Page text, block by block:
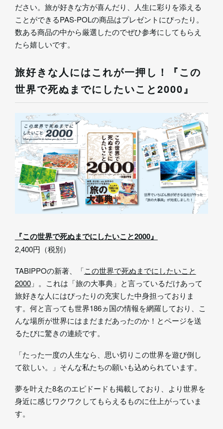
ださい。旅が好きな方が喜んだり、人生に彩りを添える
ことができるPAS-POLの商品はプレゼントにぴったり。
数ある商品の中から厳選したのでぜひ参考にしてもらえ
たら嬉しいです。
旅好きな人にはこれが一押し！『この
世界で死ぬまでにしたいこと2000』
『この世界で死ぬまでにしたいこと2000』
2,400円（税別）
TABIPPOの新著、「この世界で死ぬまでにしたいこと
2000」。これは「旅の大事典」と言っているだけあって
旅好きな人にはぴったりの充実した中身担っておりま
す。何と言っても世界186ヵ国の情報を網羅しており、こ
んな場所が世界にはまだまだあったのか！とページを送
るたびに驚きの連続です。
「たった一度の人生なら、思い切りこの世界を遊び倒し
て欲しい。」そんな私たちの願いも込められています。
夢を叶えた8名のエピドードも掲載しており、より世界を
身近に感じワクワクしてもらえるものに仕上がっていま
す。